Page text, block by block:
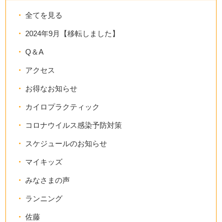
全てを見る
2024年9月【移転しました】
Q＆A
アクセス
お得なお知らせ
カイロプラクティック
コロナウイルス感染予防対策
スケジュールのお知らせ
マイキッズ
みなさまの声
ランニング
佐藤